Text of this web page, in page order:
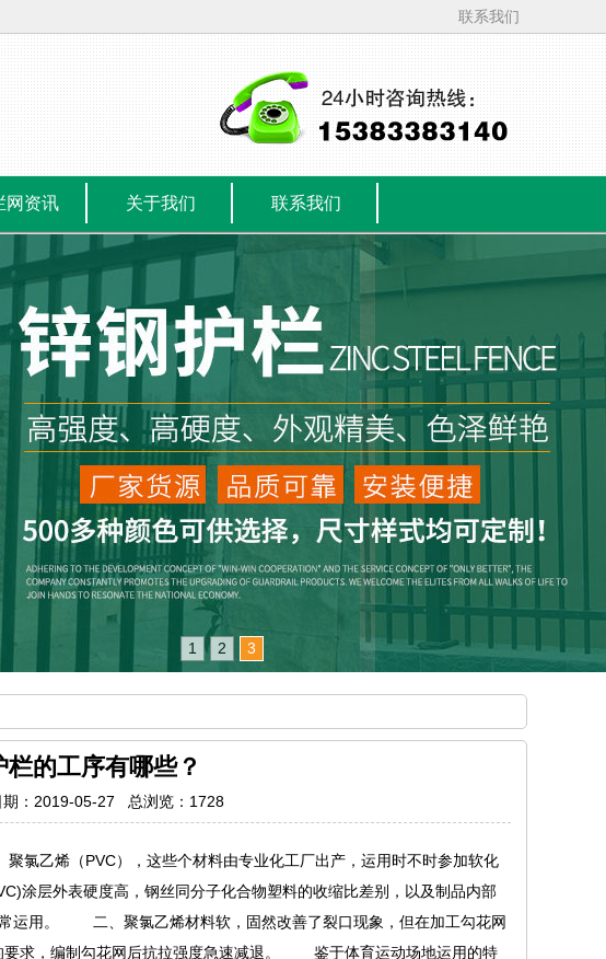
联系我们
网资讯 关于我们 联系我们
1 2 3
的工序有哪些？
：2019-05-27 总浏览： 1728
乙烯（PVC），这些个材料由专业化工厂出产，运用时不时参加软化
层外表硬度高，钢丝同分子化合物塑料的收缩比差别，以及制品内部
运用。 二、聚氯乙烯材料软，固然改善了裂口现象，但在加工勾花网
要求，编制勾花网后抗拉强度急速减退。 鉴于体育运动场地运用的特